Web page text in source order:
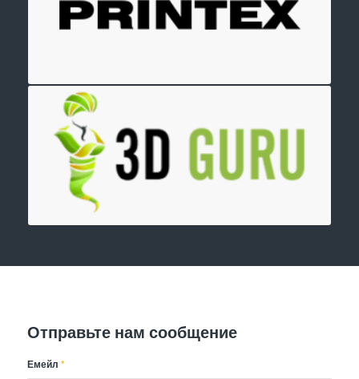
Отправьте нам сообщение
Емейл *